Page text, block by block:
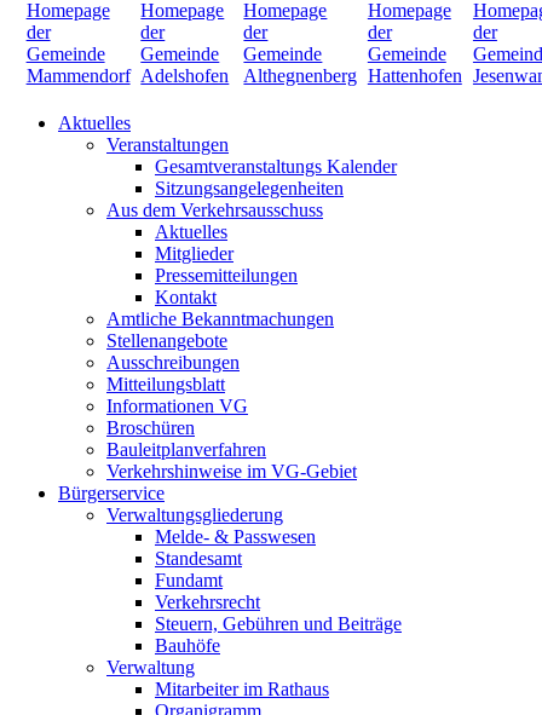
Aktuelles
Veranstaltungen
Gesamtveranstaltungs Kalender
Sitzungsangelegenheiten
Aus dem Verkehrsausschuss
Aktuelles
Mitglieder
Pressemitteilungen
Kontakt
Amtliche Bekanntmachungen
Stellenangebote
Ausschreibungen
Mitteilungsblatt
Informationen VG
Broschüren
Bauleitplanverfahren
Verkehrshinweise im VG-Gebiet
Bürgerservice
Verwaltungsgliederung
Melde- & Passwesen
Standesamt
Fundamt
Verkehrsrecht
Steuern, Gebühren und Beiträge
Bauhöfe
Verwaltung
Mitarbeiter im Rathaus
Organigramm